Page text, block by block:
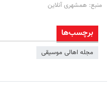
منبع: همشهری آنلاین
برچسب‌ها
مجله اهالی موسیقی